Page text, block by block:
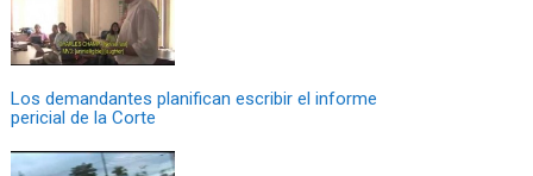
Los demandantes planifican escribir el informe
pericial de la Corte